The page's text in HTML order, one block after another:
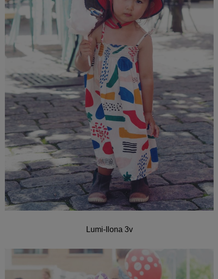
Lumi-Ilona 3v